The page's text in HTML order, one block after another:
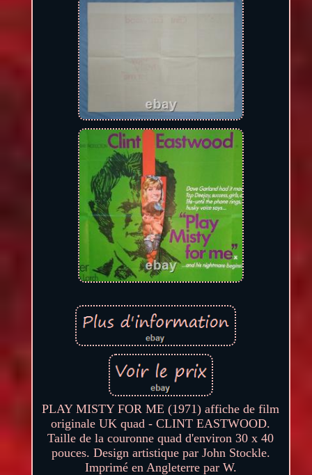
PLAY MISTY FOR ME (1971) affiche de film
originale UK quad - CLINT EASTWOOD.
Taille de la couronne quad d'environ 30 x 40
pouces. Design artistique par John Stockle.
Imprimé en Angleterre par W.